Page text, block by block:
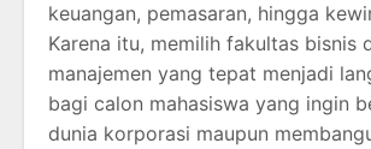
keuangan, pemasaran, hingga
Karena itu, memilih fakultas bisnis
manajemen yang tepat menjadi
bagi calon mahasiswa yang ingin
dunia korporasi maupun